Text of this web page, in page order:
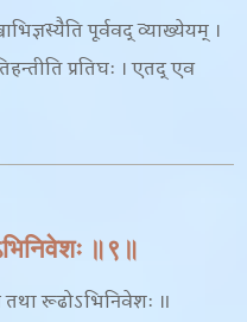
पूर्ववद् व्याख्येयम् ।
प्रतिघः । एतद् एव
॥९॥
तथा रूढोऽभिनिवेशः ॥